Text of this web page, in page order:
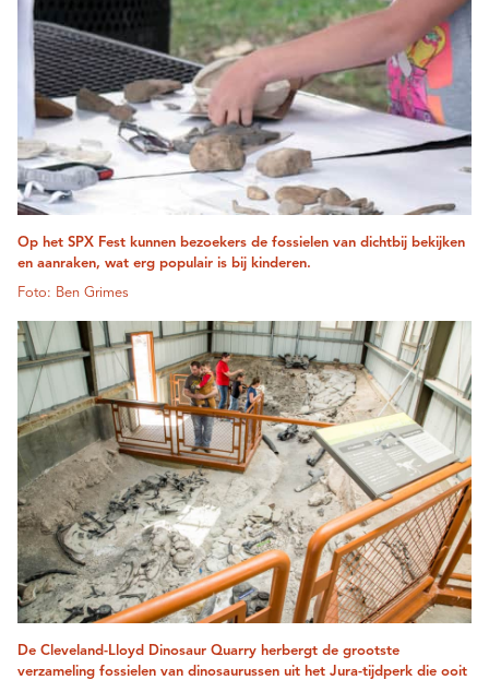
Op het SPX Fest kunnen bezoekers de fossielen van dichtbij bekijken
en aanraken, wat erg populair is bij kinderen.
Foto: Ben Grimes
De Cleveland-Lloyd Dinosaur Quarry herbergt de grootste
verzameling fossielen van dinosaurussen uit het Jura-tijdperk die ooit